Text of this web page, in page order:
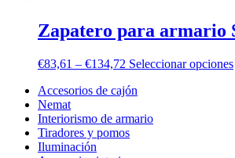
Zapatero para armario
€83,61 – €134,72 Seleccionar opciones
Accesorios de cajón
Nemat
Interiorismo de armario
Tiradores y pomos
Iluminación